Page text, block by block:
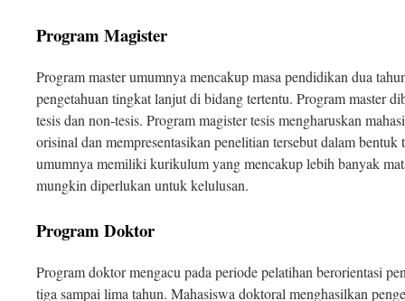
Program Magister
Program master umumnya mencakup masa pendidikan dua
pengetahuan tingkat lanjut di bidang tertentu. Program master
tesis dan non-tesis. Program magister tesis mengharuskan
orisinal dan mempresentasikan penelitian tersebut dalam bentuk
umumnya memiliki kurikulum yang mencakup lebih banyak
mungkin diperlukan untuk kelulusan.
Program Doktor
Program doktor mengacu pada periode pelatihan berorientasi
tiga sampai lima tahun. Mahasiswa doktoral menghasilkan